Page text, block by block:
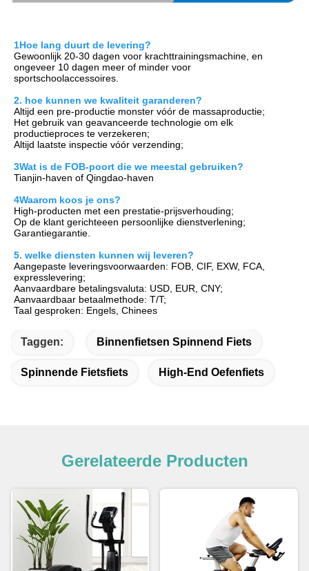
1Hoe lang duurt de levering?
Gewoonlijk 20-30 dagen voor krachttrainingsmachine, en
ongeveer 10 dagen meer of minder voor
sportschoolaccessoires.
2. hoe kunnen we kwaliteit garanderen?
Altijd een pre-productie monster vóór de massaproductie;
Het gebruik van geavanceerde technologie om elk
productieproces te verzekeren;
Altijd laatste inspectie vóór verzending;
3Wat is de FOB-poort die we meestal gebruiken?
Tianjin-haven of Qingdao-haven
4Waarom koos je ons?
High-producten met een prestatie-prijsverhouding;
Op de klant gerichteeen persoonlijke dienstverlening;
Garantiegarantie.
5. welke diensten kunnen wij leveren?
Aangepaste leveringsvoorwaarden: FOB, CIF, EXW, FCA,
expresslevering;
Aanvaardbare betalingsvaluta: USD, EUR, CNY;
Aanvaardbaar betaalmethode: T/T;
Taal gesproken: Engels, Chinees
Taggen: Binnenfietsen Spinnend Fiets
Spinnende Fietsfiets High-End Oefenfiets
Gerelateerde Producten